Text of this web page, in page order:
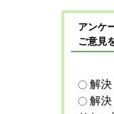
アンケ
ご意見
解
解